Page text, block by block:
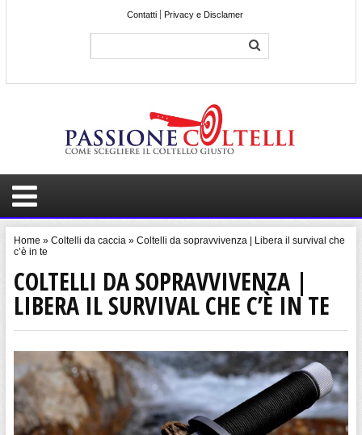
Contatti Privacy e Disclamer
Home » Coltelli da caccia» Coltelli da sopravvivenza | Libera il survival che
c’è in te
COLTELLI DA SOPRAVVIVENZA |
LIBERA IL SURVIVAL CHE C’È IN TE